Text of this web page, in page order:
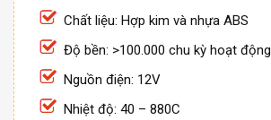
Chất liệu: Hợp kim và nhựa ABS
Độ bền: >100.000 chu kỳ hoạt động
Nguồn điện: 12V
Nhiệt độ: 40 – 880C